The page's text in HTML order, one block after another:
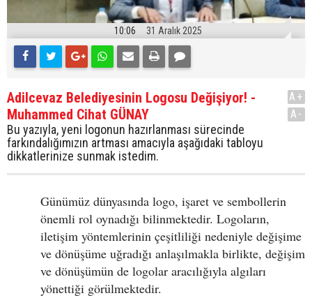
10:06 31 Aralık 2025
Adilcevaz Belediyesinin Logosu Değişiyor! -
Muhammed Cihat GÜNAY
Bu yazıyla, yeni logonun hazırlanması sürecinde
farkındalığımızın artması amacıyla aşağıdaki tabloyu
dikkatlerinize sunmak istedim.
A+
A-
Günümüz dünyasında logo, işaret ve sembollerin
önemli rol oynadığı bilinmektedir. Logoların,
iletişim yöntemlerinin çeşitliliği nedeniyle değişime
ve dönüşüme uğradığı anlaşılmakla birlikte, değişim
ve dönüşümün de logolar aracılığıyla algıları
yönettiği görülmektedir.